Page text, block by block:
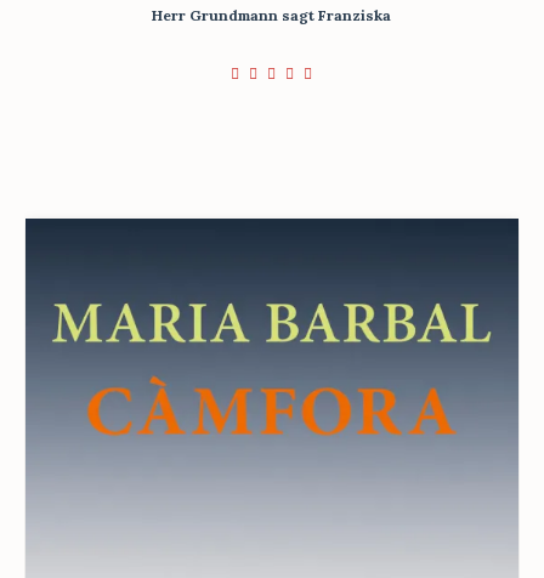
Herr Grundmann sagt Franziska